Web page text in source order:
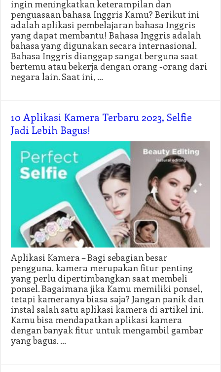
ingin meningkatkan keterampilan dan
penguasaan bahasa Inggris Kamu? Berikut ini
adalah aplikasi pembelajaran bahasa Inggris
yang dapat membantu! Bahasa Inggris adalah
bahasa yang digunakan secara internasional.
Bahasa Inggris dianggap sangat berguna saat
bertemu atau bekerja dengan orang -orang dari
negara lain. Saat ini, …
10 Aplikasi Kamera Terbaru 2023, Selfie
Jadi Lebih Bagus!
Aplikasi Kamera – Bagi sebagian besar
pengguna, kamera merupakan fitur penting
yang perlu dipertimbangkan saat membeli
ponsel. Bagaimana jika Kamu memiliki ponsel,
tetapi kameranya biasa saja? Jangan panik dan
instal salah satu aplikasi kamera di artikel ini.
Kamu bisa mendapatkan aplikasi kamera
dengan banyak fitur untuk mengambil gambar
yang bagus. …